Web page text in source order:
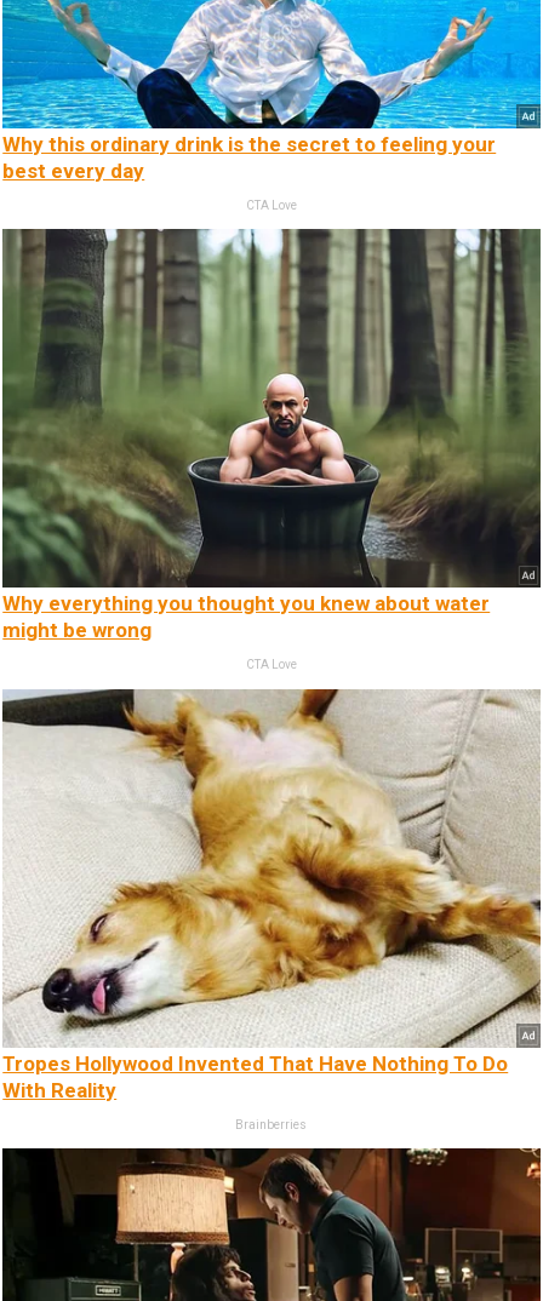
Why this ordinary drink is the secret to feeling your
best every day
CTA Love
Why everything you thought you knew about water
might be wrong
CTA Love
Tropes Hollywood Invented That Have Nothing To Do
With Reality
Brainberries